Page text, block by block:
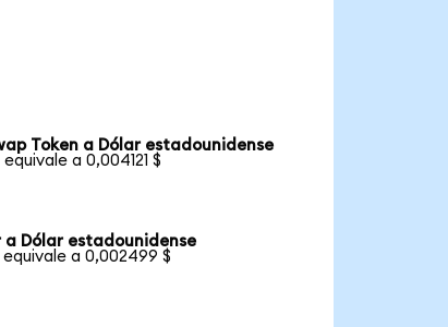
Token a Dólar estadounidense
equivale a 0,004121 $
a Dólar estadounidense
equivale a 0,002499 $